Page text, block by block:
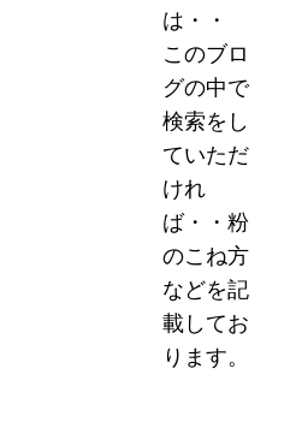
は・・
このブロ
グの中で
検索をし
ていただ
けれ
ば・・粉
のこね方
などを記
載してお
ります。